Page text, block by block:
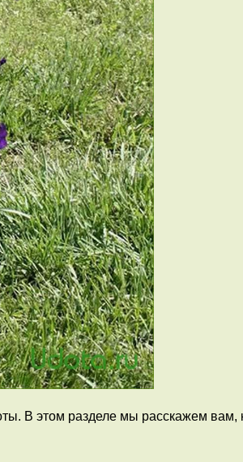
В этом разделе мы расскажем вам,